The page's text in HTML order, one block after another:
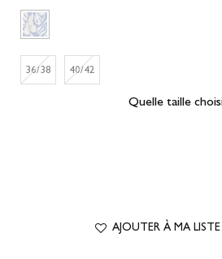
36/38 40/42
Quelle taille
AJOUTER À MA LISTE